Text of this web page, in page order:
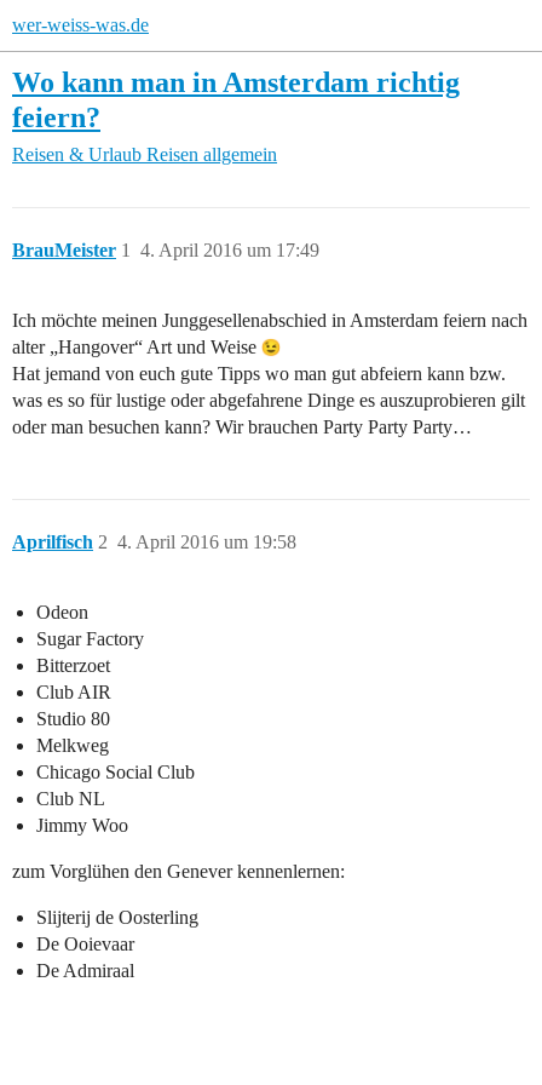
wer-weiss-was.de
Wo kann man in Amsterdam richtig
feiern?
Reisen & Urlaub Reisen allgemein
BrauMeister 4. April 2016 um 17:49
1
Ich möchte meinen Junggesellenabschied in Amsterdam feiern nach
alter „Hangover“ Art und Weise
Hat jemand von euch gute Tipps wo man gut abfeiern kann bzw.
was es so für lustige oder abgefahrene Dinge es auszuprobieren gilt
oder man besuchen kann? Wir brauchen Party Party Party…
Aprilfisch 4. April 2016 um 19:58
2
Odeon
Sugar Factory
Bitterzoet
Club AIR
Studio 80
Melkweg
Chicago Social Club
Club NL
Jimmy Woo
zum Vorglühen den Genever kennenlernen:
Slijterij de Oosterling
De Ooievaar
De Admiraal